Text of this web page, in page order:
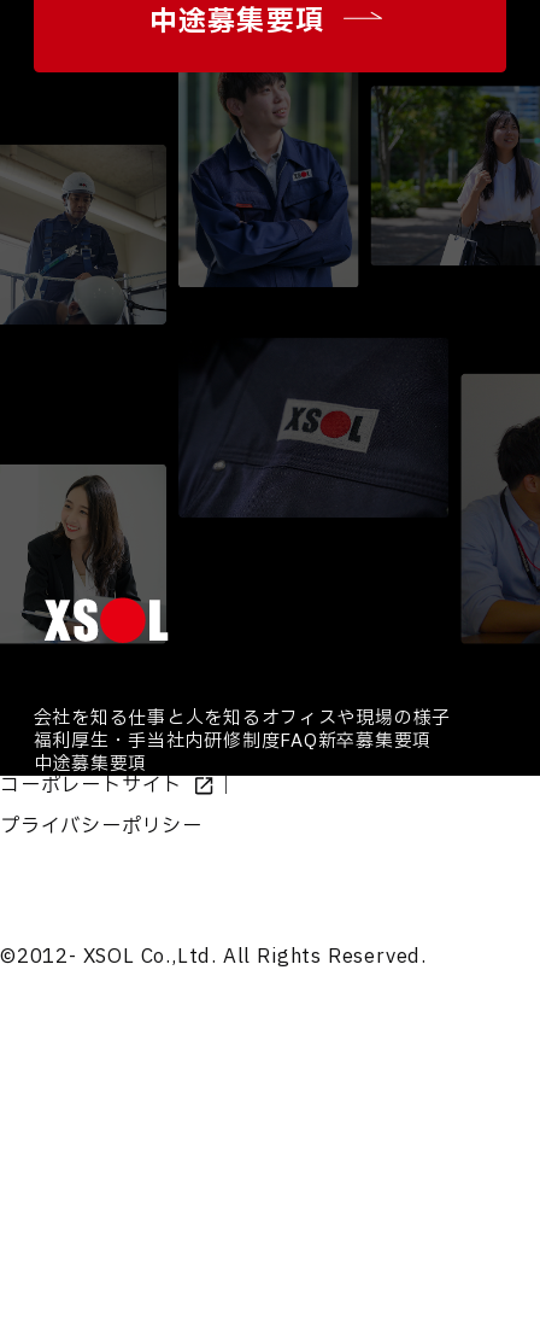
中途募集要項
会社を知る仕事と人を知るオフィスや現場の様子
福利厚生・手当社内研修制度FAQ新卒募集要項
中途募集要項
コーポレートサイト
｜
プライバシーポリシー
©2012- XSOL Co.,Ltd. All Rights Reserved.